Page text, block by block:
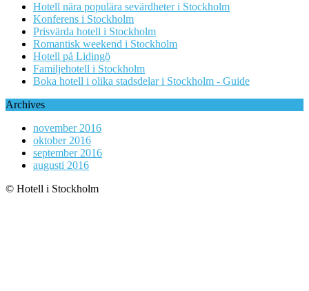
Hotell nära populära sevärdheter i Stockholm
Konferens i Stockholm
Prisvärda hotell i Stockholm
Romantisk weekend i Stockholm
Hotell på Lidingö
Familjehotell i Stockholm
Boka hotell i olika stadsdelar i Stockholm - Guide
Archives
november 2016
oktober 2016
september 2016
augusti 2016
© Hotell i Stockholm